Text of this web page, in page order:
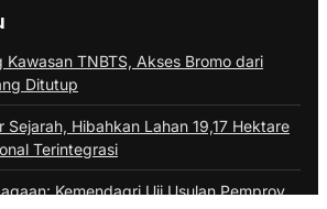
Kawasan TNBTS, Akses Bromo dari
Ditutup
Sejarah, Hibahkan Lahan 19,17 Hektare
Terintegrasi
Kemendagri Uji Usulan Pemprov